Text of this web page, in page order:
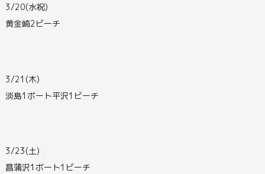
3/20(水祝)
黄金崎2ビーチ
3/21(木)
淡島1ボート平沢1ビーチ
3/23(土)
菖蒲沢1ボート1ビーチ